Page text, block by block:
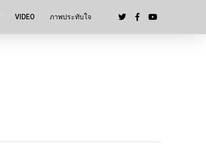
VIDEO ภาพประทับใจ